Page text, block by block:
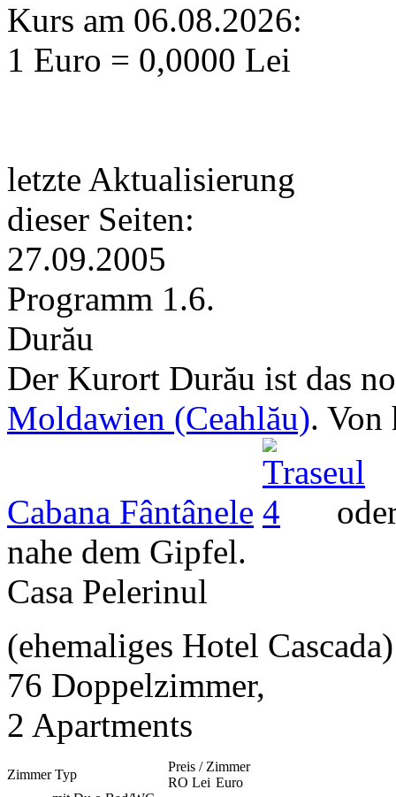
Kurs am 06.08.2026:
1 Euro = 0,0000 Lei
letzte Aktualisierung
dieser Seiten:
27.09.2005
Programm 1.6.
Durău
Der Kurort Durău ist das
Moldawien (Ceahlău). Von
Cabana Fântânele
nahe dem Gipfel.
Casa Pelerinul
(ehemaliges Hotel Cascada)
76 Doppelzimmer,
2 Apartments
Zimmer Typ
Preis / Zimmer
RO Lei Euro